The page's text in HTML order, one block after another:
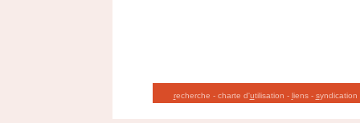
recherche - charte d'utilisation - liens- syndication